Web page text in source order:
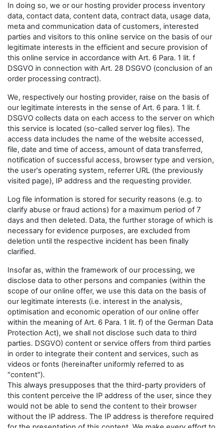
In doing so, we or our hosting provider process inventory
data, contact data, content data, contract data, usage data,
meta and communication data of customers, interested
parties and visitors to this online service on the basis of our
legitimate interests in the efficient and secure provision of
this online service in accordance with Art. 6 Para. 1 lit. f
DSGVO in connection with Art. 28 DSGVO (conclusion of an
order processing contract).
We, respectively our hosting provider, raise on the basis of
our legitimate interests in the sense of Art. 6 para. 1 lit. f.
DSGVO collects data on each access to the server on which
this service is located (so-called server log files). The
access data includes the name of the website accessed,
file, date and time of access, amount of data transferred,
notification of successful access, browser type and version,
the user's operating system, referrer URL (the previously
visited page), IP address and the requesting provider.
Log file information is stored for security reasons (e.g. to
clarify abuse or fraud actions) for a maximum period of 7
days and then deleted. Data, the further storage of which is
necessary for evidence purposes, are excluded from
deletion until the respective incident has been finally
clarified.
Insofar as, within the framework of our processing, we
disclose data to other persons and companies (within the
scope of our online offer, we use this data on the basis of
our legitimate interests (i.e. interest in the analysis,
optimisation and economic operation of our online offer
within the meaning of Art. 6 Para. 1 lit. f) of the German Data
Protection Act), we shall not disclose such data to third
parties. DSGVO) content or service offers from third parties
in order to integrate their content and services, such as
videos or fonts (hereinafter uniformly referred to as
"content").
This always presupposes that the third-party providers of
this content perceive the IP address of the user, since they
would not be able to send the content to their browser
without the IP address. The IP address is therefore required